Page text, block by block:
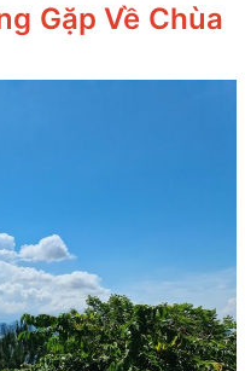
Gặp Về Chùa